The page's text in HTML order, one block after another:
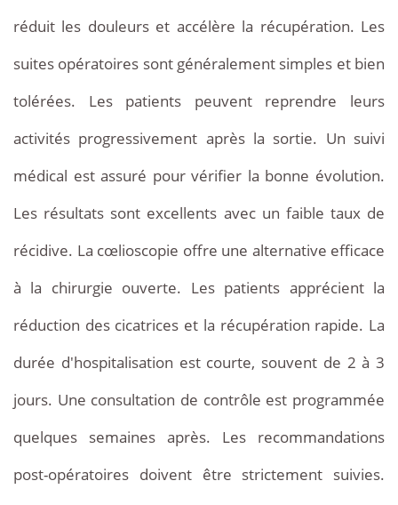
réduit les douleurs et accélère la récupération. Les
suites opératoires sont généralement simples et bien
tolérées. Les patients peuvent reprendre leurs
activités progressivement après la sortie. Un suivi
médical est assuré pour vérifier la bonne évolution.
Les résultats sont excellents avec un faible taux de
récidive. La cœlioscopie offre une alternative efficace
à la chirurgie ouverte. Les patients apprécient la
réduction des cicatrices et la récupération rapide. La
durée d'hospitalisation est courte, souvent de 2 à 3
jours. Une consultation de contrôle est programmée
quelques semaines après. Les recommandations
post-opératoires doivent être strictement suivies.